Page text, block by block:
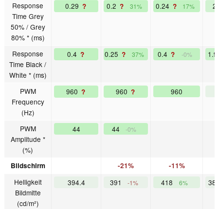
Response
Time Grey
50% / Grey
80% * (ms)
0.29 ? 0.2 ? 31% 0.24 ? 17% 2
Response
Time Black /
White * (ms)
0.4 ? 0.25 ? 37% 0.4 ? -0%
PWM
Frequency
(Hz)
960 ? 960 ? 960
PWM
Amplitude *
(%)
44 44 -0%
Bildschirm -21% -11%
Helligkeit
Bildmitte
(cd/m²)
394.4 391 -1% 418 6%